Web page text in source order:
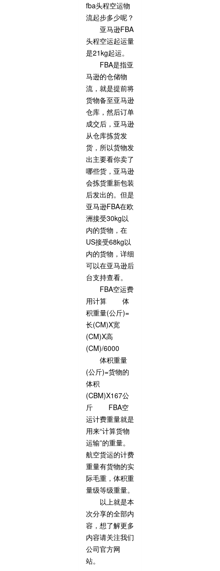
fba头程空运物
流起步多少呢？
亚马逊FBA
头程空运起运量
是21kg起运。
FBA是指亚
马逊的仓储物
流，就是提前将
货物备至亚马逊
仓库，然后订单
成交后，亚马逊
从仓库拣货发
货，所以货物发
出主要看你卖了
哪些货，亚马逊
会拣货重新包装
后发出的。但是
亚马逊FBA在欧
洲接受30kg以
内的货物，在
US接受68kg以
内的货物，详细
可以在亚马逊后
台支持查看。
FBA空运费
用计算 体
积重量(公斤)=
长(CM)X宽
(CM)X高
(CM)/6000
体积重量
(公斤)=货物的
体积
(CBM)X167公
斤 FBA空
运计费重量就是
用来“计算货物
运输”的重量。
航空货运的计费
重量有货物的实
际毛重，体积重
量级等级重量。
以上就是本
次分享的全部内
容，想了解更多
内容请关注我们
公司官方网
站。